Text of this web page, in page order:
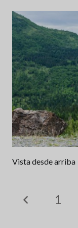
Vista desde arriba
1